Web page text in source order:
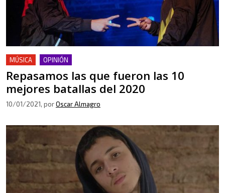
MÚSICA OPINIÓN
Repasamos las que fueron las 10
mejores batallas del 2020
10/01/2021, porOscar Almagro